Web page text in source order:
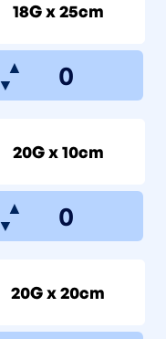
18G x 25cm
▲
▼
20G x 10cm
▲
▼
20G x 20cm